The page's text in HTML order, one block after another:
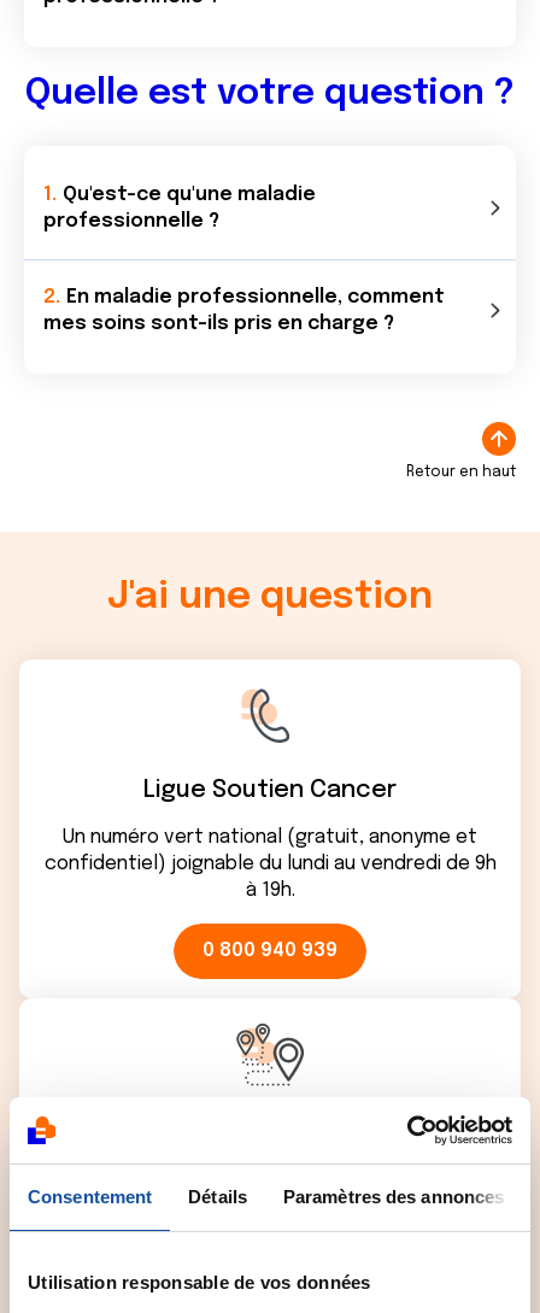
Consentement Détails Paramètres des annonces
Utilisation responsable de vos données
Qu'est-ce qu'une maladie
professionnelle ?
En maladie professionnelle, comment
mes soins sont-ils pris en charge ?
Quelle est votre question ?
Retour en haut
J'ai une question
Ligue Soutien Cancer
Un numéro vert national (gratuit, anonyme et
confidentiel) joignable du lundi au vendredi de 9h
à 19h.
0 800 940 939
Comité départemental
près de chez vous pour obtenir plus
d'informations.
Sélectionner un comité